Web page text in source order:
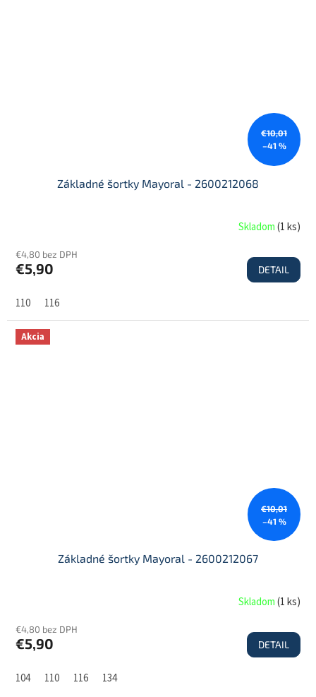
€10,01
–41 %
Základné šortky Mayoral - 2600212068
Skladom(1 ks)
€4,80 bez DPH
€5,90 DETAIL
110 116
Akcia
€10,01
–41 %
Základné šortky Mayoral - 2600212067
Skladom(1 ks)
€4,80 bez DPH
€5,90 DETAIL
104 110 116 134